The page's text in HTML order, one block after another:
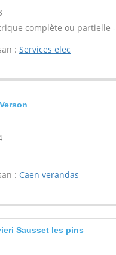
complète ou partielle -
: Services elec
: Caen verandas
Sausset les pins